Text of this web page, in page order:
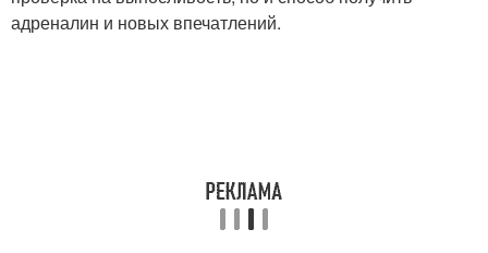
адреналин и новых впечатлений.